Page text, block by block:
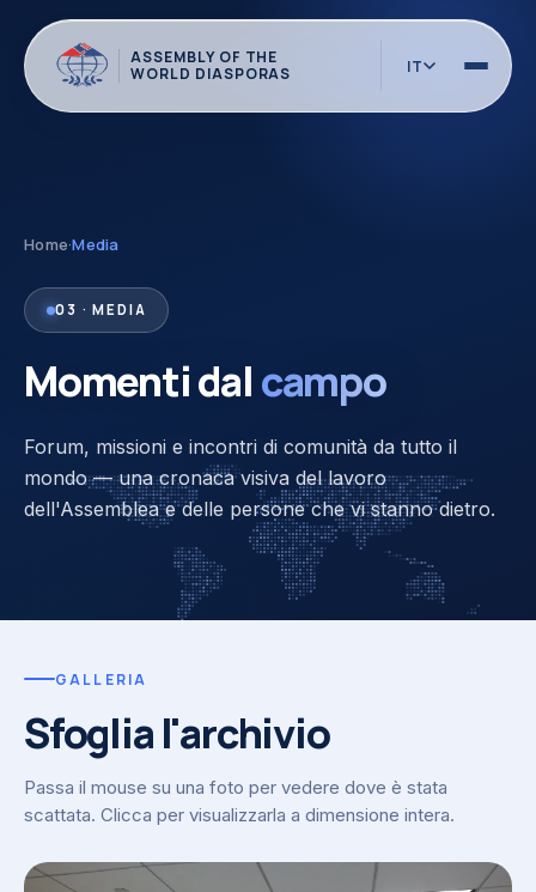
ASSEMBLY OF THE
WORLD DIASPORAS
IT
Home·Media
03 · MEDIA
Momenti dalcampo
Forum, missioni e incontri di comunità da tutto il
mondo — una cronaca visiva del lavoro
dell'Assemblea e delle persone che vi stanno dietro.
GALLERIA
Sfoglia l'archivio
Passa il mouse su una foto per vedere dove è stata
scattata. Clicca per visualizzarla a dimensione intera.